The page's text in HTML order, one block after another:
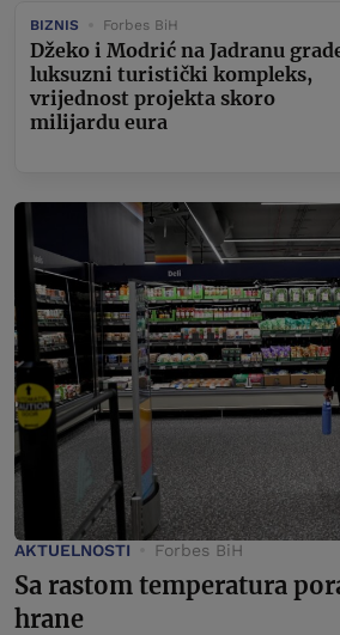
BIZNIS Forbes BiH
Džeko i Modrić na Jadranu
luksuzni turistički kompleks,
vrijednost projekta skoro
milijardu eura
AKTUELNOSTI Forbes BiH
Sa rastom temperatura
hrane